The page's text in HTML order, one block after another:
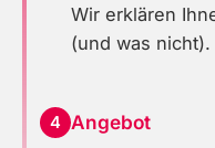
Wir erklären
(und was nicht).
4 Angebot